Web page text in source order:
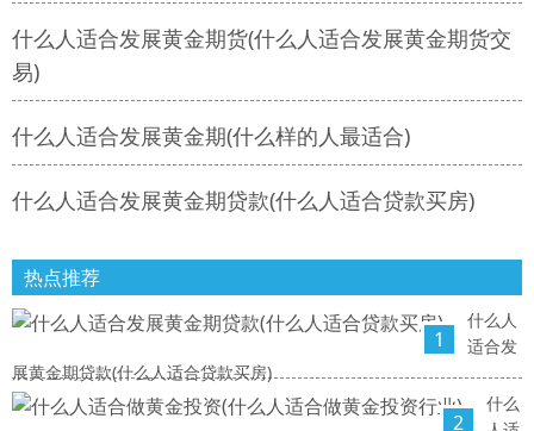
什么人适合发展黄金期货(什么人适合发展黄金期货交
易)
什么人适合发展黄金期(什么样的人最适合)
什么人适合发展黄金期贷款(什么人适合贷款买房)
热点推荐
1
什么人
适合发
展黄金期贷款(什么人适合贷款买房)
2
什么